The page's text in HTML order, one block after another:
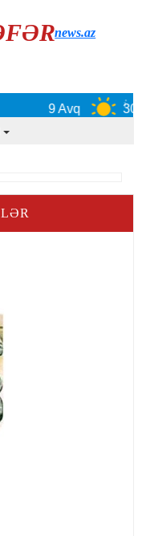
news.az
9 Avq 30°C